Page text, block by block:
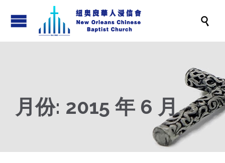

月份: 2015 年 6 月